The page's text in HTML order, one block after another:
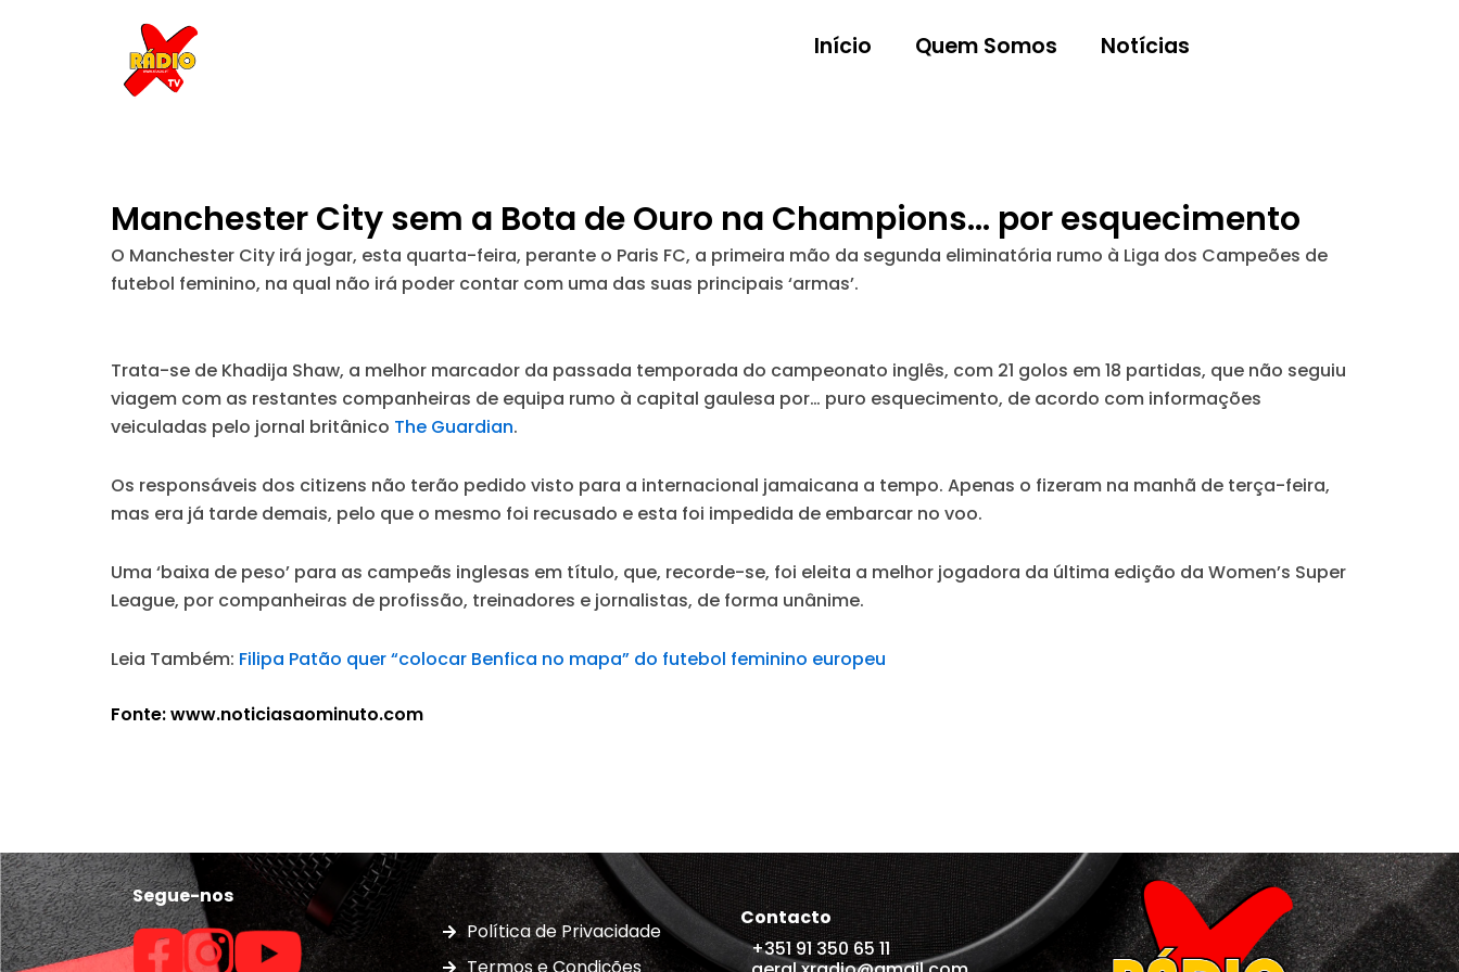
Início Quem Somos Notícias
Manchester City sem a Bota de Ouro na Champions… por esquecimento
O Manchester City irá jogar, esta quarta-feira, perante o Paris FC, a primeira mão da segunda eliminatória rumo à Liga dos Campeões de
futebol feminino, na qual não irá poder contar com uma das suas principais ‘armas’.
Trata-se de Khadija Shaw, a melhor marcador da passada temporada do campeonato inglês, com 21 golos em 18 partidas, que não seguiu
viagem com as restantes companheiras de equipa rumo à capital gaulesa por… puro esquecimento, de acordo com informações
veiculadas pelo jornal britânico The Guardian.
Os responsáveis dos citizens não terão pedido visto para a internacional jamaicana a tempo. Apenas o fizeram na manhã de terça-feira,
mas era já tarde demais, pelo que o mesmo foi recusado e esta foi impedida de embarcar no voo.
Uma ‘baixa de peso’ para as campeãs inglesas em título, que, recorde-se, foi eleita a melhor jogadora da última edição da Women’s Super
League, por companheiras de profissão, treinadores e jornalistas, de forma unânime.
Leia Também: Filipa Patão quer “colocar Benfica no mapa” do futebol feminino europeu
Fonte: www.noticiasaominuto.com
Segue-nos
Política de Privacidade
Contacto
+351 91 350 65 11